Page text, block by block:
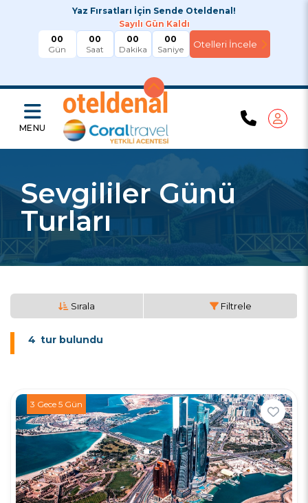
Yaz Fırsatları İçin Sende Oteldenal!
Sayılı Gün Kaldı
00
Gün
00
Saat
00
Dakika
00
Saniye
MENU
Sevgililer Günü
Turları
Sırala Filtrele
4 tur bulundu
3 Gece 5 Gün